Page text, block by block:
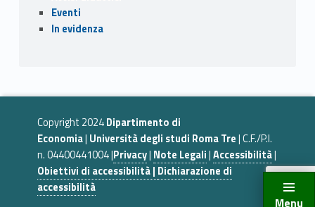
Menu
k
Eventi
In evidenza
Copyright 2024Dipartimento di
Economia| Università degli studi Roma Tre| C.F./P.I.
n. 04400441004 |Privacy| Note Legali|Accessibilità|
Obiettivi di accessibilità | Dichiarazione di
accessibilità